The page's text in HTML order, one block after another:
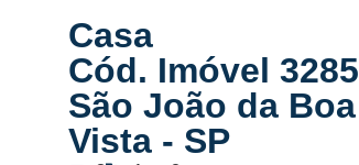
Casa
Cód. Imóvel 3285
São João da Boa
Vista - SP